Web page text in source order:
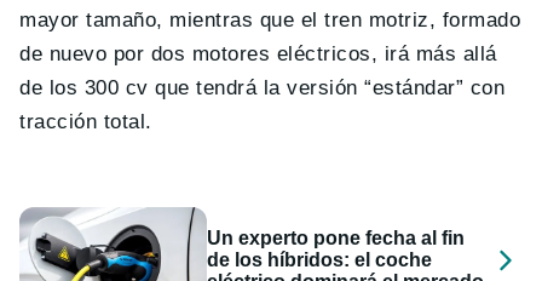
mayor tamaño, mientras que el tren motriz, formado
de nuevo por dos motores eléctricos, irá más allá
de los 300 cv que tendrá la versión “estándar” con
tracción total.
Un experto pone fecha al fin
de los híbridos: el coche